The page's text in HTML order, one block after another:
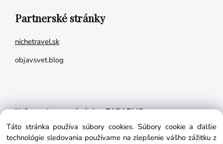
Partnerské stránky
nichetravel.sk
objavsvet.blog
Naše appky pre vás úplne ZADARMO:
Tréningový plán na mieru
Táto stránka používa súbory cookies. Súbory cookie a ďalšie
technológie sledovania používame na zlepšenie vášho zážitku z